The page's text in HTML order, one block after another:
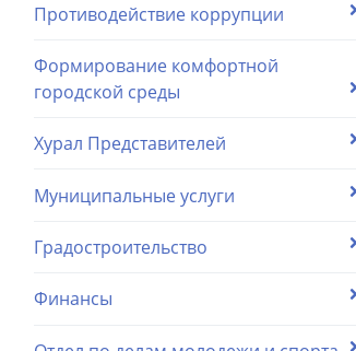
Противодействие коррупции
Формирование комфортной
городской среды
Хурал Представителей
Муниципальные услуги
Градостроительство
Финансы